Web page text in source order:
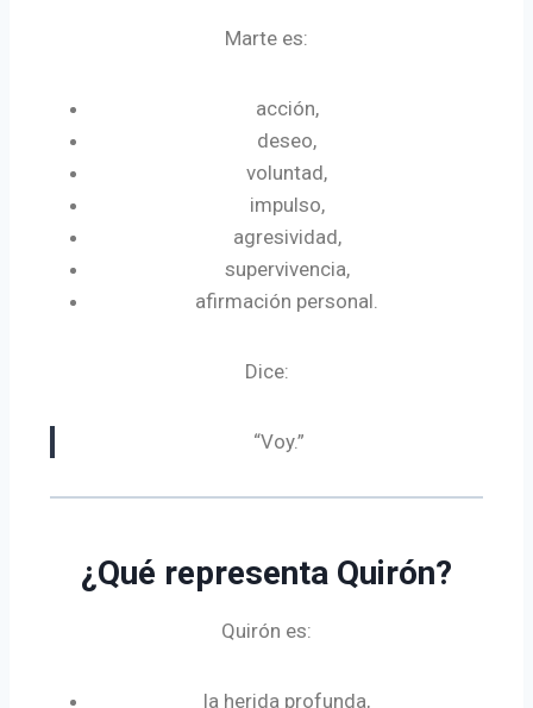
Marte es:
acción,
deseo,
voluntad,
impulso,
agresividad,
supervivencia,
afirmación personal.
Dice:
“Voy.”
¿Qué representa Quirón?
Quirón es:
la herida profunda,